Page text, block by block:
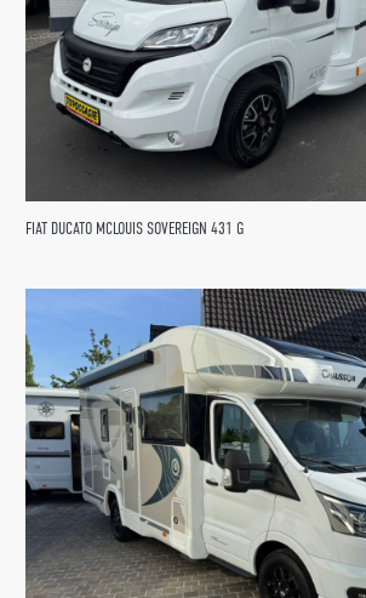
FIAT DUCATO MCLOUIS SOVEREIGN 431 G